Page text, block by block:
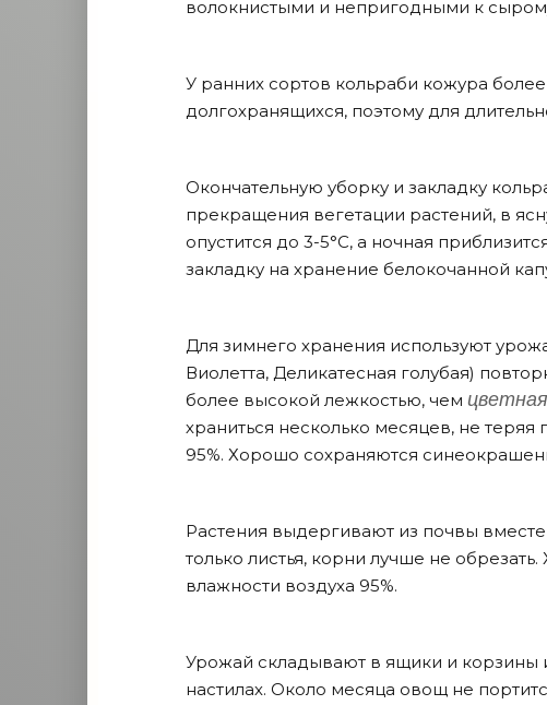
волокнистыми и непригодными к
У ранних сортов кольраби кожура
долгохранящихся, поэтому для
Окончательную уборку и закладку
прекращения вегетации растений, в
опустится до 3-5°C, а ночная
закладку на хранение белокочанной
Для зимнего хранения используют
Виолетта, Деликатесная голубая)
более высокой лежкостью, чем
храниться несколько месяцев, не
95%. Хорошо сохраняются
Растения выдергивают из почвы
только листья, корни лучше не
влажности воздуха 95%.
Урожай складывают в ящики и корзины
настилах. Около месяца овощ не